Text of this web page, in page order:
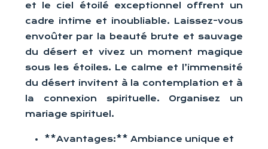
et le ciel étoilé exceptionnel offrent un
cadre intime et inoubliable. Laissez-vous
envoûter par la beauté brute et sauvage
du désert et vivez un moment magique
sous les étoiles. Le calme et l’immensité
du désert invitent à la contemplation et à
la connexion spirituelle. Organisez un
mariage spirituel.
**Avantages:** Ambiance unique et